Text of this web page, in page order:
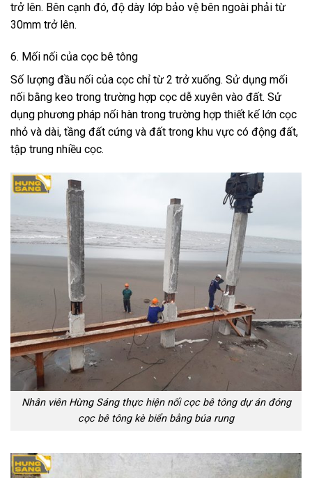
trở lên. Bên cạnh đó, độ dày lớp bảo vệ bên ngoài phải từ
30mm trở lên.
6. Mối nối của cọc bê tông
Số lượng đầu nối của cọc chỉ từ 2 trở xuống. Sử dụng mối
nối bằng keo trong trường hợp cọc dễ xuyên vào đất. Sử
dụng phương pháp nối hàn trong trường hợp thiết kế lớn cọc
nhỏ và dài, tầng đất cứng và đất trong khu vực có động đất,
tập trung nhiều cọc.
Nhân viên Hừng Sáng thực hiện nối cọc bê tông dự án đóng
cọc bê tông kè biển bằng búa rung